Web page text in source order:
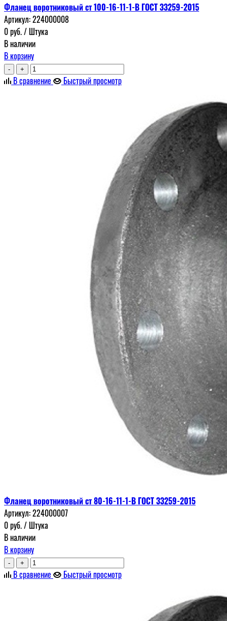
Фланец воротниковый ст 100-16-11-1-В ГОСТ 33259-2015
Артикул:224000008
0руб./ Штука
В наличии
В корзину
- +
В сравнение Быстрый просмотр
Фланец воротниковый ст 80-16-11-1-В ГОСТ 33259-2015
Артикул:224000007
0руб./ Штука
В наличии
В корзину
- +
В сравнение Быстрый просмотр